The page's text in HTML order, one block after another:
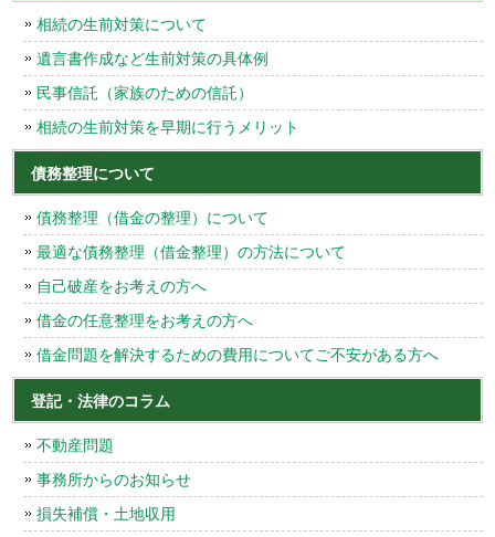
相続の生前対策について
遺言書作成など生前対策の具体例
民事信託（家族のための信託）
相続の生前対策を早期に行うメリット
債務整理について
債務整理（借金の整理）について
最適な債務整理（借金整理）の方法について
自己破産をお考えの方へ
借金の任意整理をお考えの方へ
借金問題を解決するための費用についてご不安がある方へ
登記・法律のコラム
不動産問題
事務所からのお知らせ
損失補償・土地収用